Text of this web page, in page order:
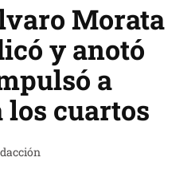
Morata
y anotó
a
los cuartos